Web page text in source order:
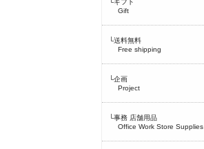
└ギフト
Gift
└送料無料
Free shipping
└企画
Project
└事務 店舗用品
Office Work Store Supplies